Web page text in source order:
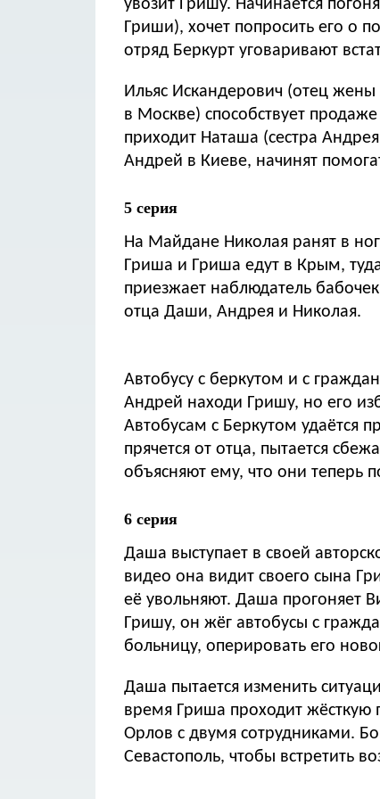
увозит Гришу. Начинается
Гриши), хочет попросить его о
отряд Беркурт уговаривают
Ильяс Искандерович (отец
в Москве) способствует
приходит Наташа (сестра Андрея и
Андрей в Киеве, начинят
5 серия
На Майдане Николая ранят в
Гриша и Гриша едут в Крым,
приезжает наблюдатель
отца Даши, Андрея и Николая.
Автобусу с беркутом и с
Андрей находи Гришу, но его
Автобусам с Беркутом удаётся
прячется от отца, пытается
объясняют ему, что они теперь
6 серия
Даша выступает в своей
видео она видит своего сына
её увольняют. Даша прогоняет Виталика. Андрей рассказывает Николаю, что видел
Гришу, он жёг автобусы с
больницу, оперировать его
Даша пытается изменить
время Гриша проходит жёсткую
Орлов с двумя сотрудниками.
Севастополь, чтобы встретить